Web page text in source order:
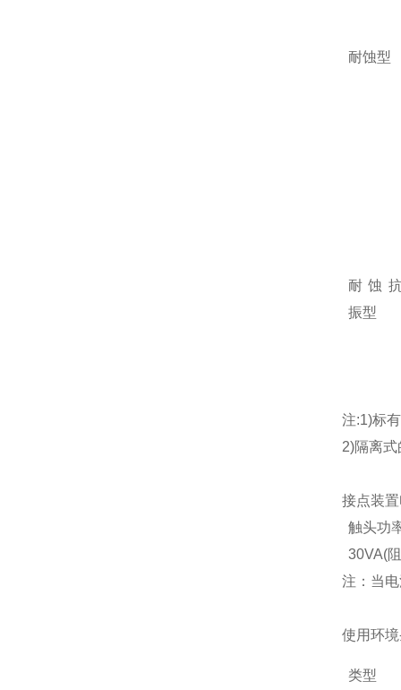
耐蚀型
耐蚀
振型
注:1)标
2)隔离
接点装
触头功
30VA(
注：当
使用环
类型